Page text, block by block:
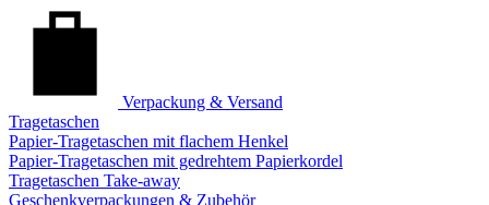
Verpackung & Versand
Tragetaschen
Papier-Tragetaschen mit flachem Henkel
Papier-Tragetaschen mit gedrehtem Papierkordel
Tragetaschen Take-away
Geschenkverpackungen & Zubehör